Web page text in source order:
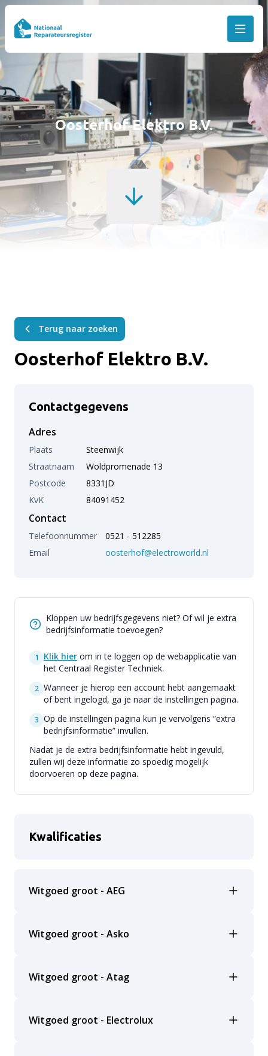
Oosterhof Elektro B.V.
Terug naar zoeken
Oosterhof Elektro B.V.
Contactgegevens
Adres
Plaats
Steenwijk
Straatnaam
Woldpromenade 13
Postcode
8331JD
KvK
84091452
Contact
Telefoonnummer
0521 - 512285
Email
oosterhof@electroworld.nl
Kloppen uw bedrijfsgegevens niet? Of wil je extra
bedrijfsinformatie toevoegen?
1 Klik hier om in te loggen op de webapplicatie van
het Centraal Register Techniek.
2 Wanneer je hierop een account hebt aangemaakt
of bent ingelogd, ga je naar de instellingen pagina.
3 Op de instellingen pagina kun je vervolgens “extra
bedrijfsinformatie” invullen.
Nadat je de extra bedrijfsinformatie hebt ingevuld,
zullen wij deze informatie zo spoedig mogelijk
doorvoeren op deze pagina.
Kwalificaties
Witgoed groot - AEG
Witgoed groot - Asko
Witgoed groot - Atag
Witgoed groot - Electrolux